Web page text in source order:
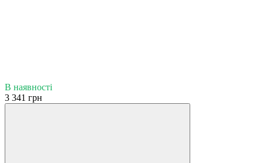
В наявності
3 341 грн